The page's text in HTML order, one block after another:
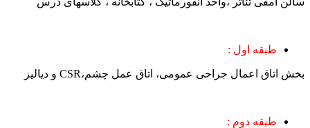
طبقه اول :
بخش اتاق اعمال جراحی عمومی، اتاق عمل چشم،CSR و دیالیز
طبقه دوم :